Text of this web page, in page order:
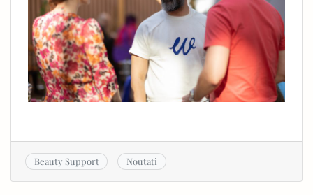
Beauty Support Noutati